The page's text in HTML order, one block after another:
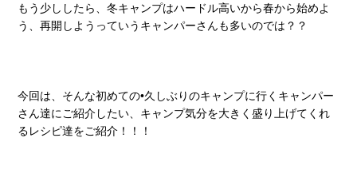
もう少ししたら、冬キャンプはハードル高いから春から始めよ
う、再開しようっていうキャンパーさんも多いのでは？？
今回は、そんな初めての•久しぶりのキャンプに行くキャンパー
さん達にご紹介したい、キャンプ気分を大きく盛り上げてくれ
るレシピ達をご紹介！！！